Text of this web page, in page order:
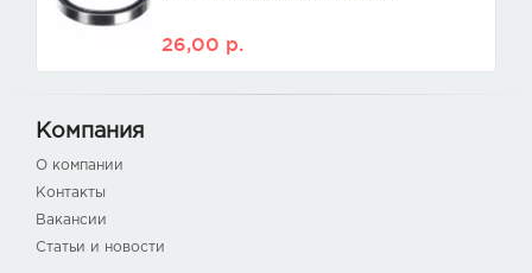
26,00 р.
Компания
О компании
Контакты
Вакансии
Статьи и новости